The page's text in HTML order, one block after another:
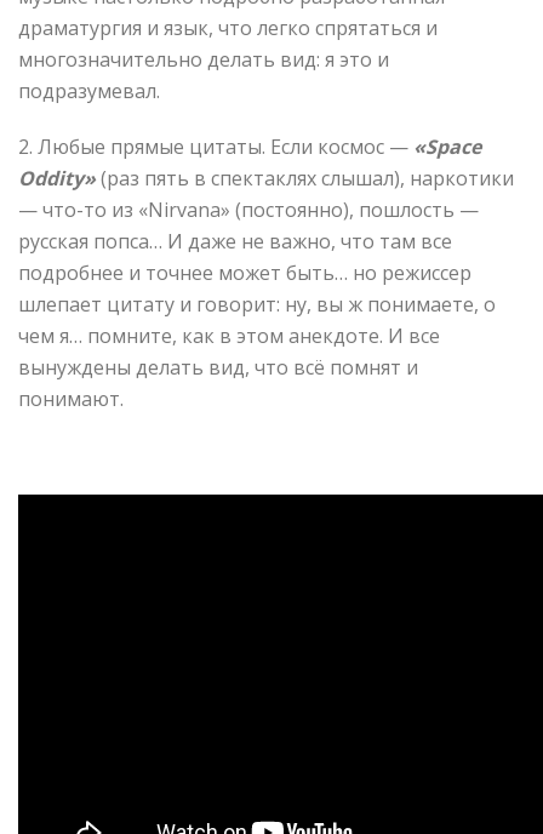
драматургия и язык, что легко спрятаться и
многозначительно делать вид: я это и
подразумевал.
2. Любые прямые цитаты. Если космос — «Space
Oddity»(раз пять в спектаклях слышал), наркотики
— что-то из «Nirvana» (постоянно), пошлость —
русская попса… И даже не важно, что там все
подробнее и точнее может быть… но режиссер
шлепает цитату и говорит: ну, вы ж понимаете, о
чем я… помните, как в этом анекдоте. И все
вынуждены делать вид, что всё помнят и
понимают.